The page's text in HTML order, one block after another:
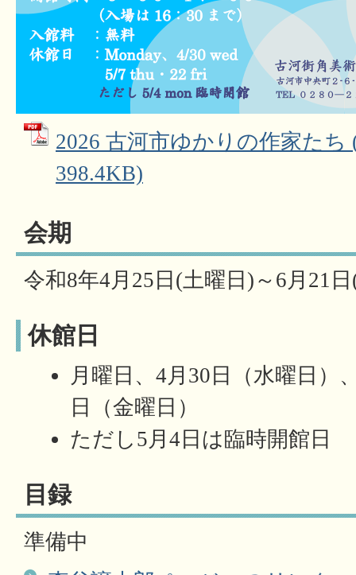
2026 古河市ゆかりの作家たち
398.4KB)
会期
令和8年4月25日(土曜日)～6月21
休館日
月曜日、4月30日（水曜日）
日（金曜日）
ただし5月4日は臨時開館日
目録
準備中